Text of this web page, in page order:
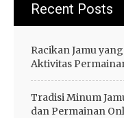
Recent Posts
Racikan Jamu
Aktivitas
Tradisi Minum
dan Permainan